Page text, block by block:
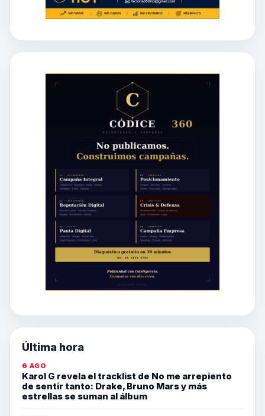
Última hora
6 AGO
Karol G revela el tracklist de No me arrepiento
de sentir tanto: Drake, Bruno Mars y más
estrellas se suman al álbum